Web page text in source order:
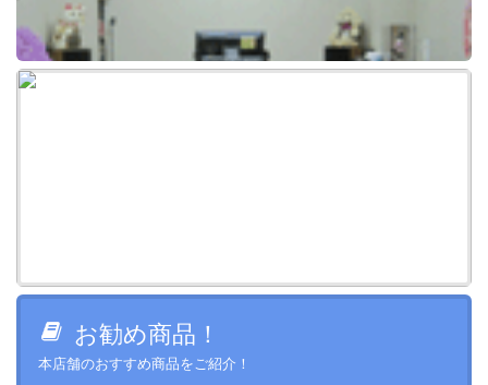
お勧め商品！
本店舗のおすすめ商品をご紹介！